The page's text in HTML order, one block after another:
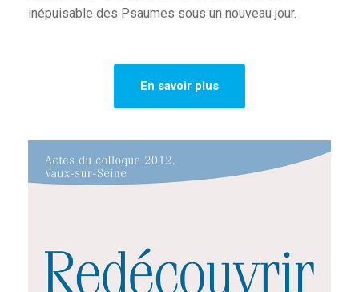
inépuisable des Psaumes sous un nouveau jour.
En savoir plus